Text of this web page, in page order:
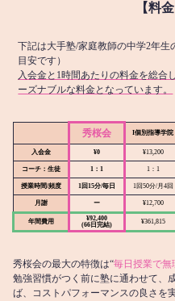
【料
下記は大手塾/家庭教師の中学2年
目安です）
入会金と1時間あたりの料金を総合
ーズナブルな料金となっています。
秀桜会 I個別指導学院
入会金 ¥0 ¥13,200
コーチ：生徒 1：1 1：1
授業時間/頻度 1回15分/毎日 1回50分/月4回
月謝 ー ¥12,700
年間費用
¥92,400
(66日完結)
¥361,815
秀桜会の最大の特徴は“毎日授業で無
勉強習慣がつく前に塾に通わせて、
ば、コストパフォーマンスの良さを